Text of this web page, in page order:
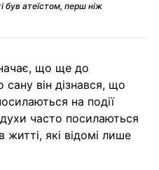
був атеїстом, перш ніж
що ще до
він дізнався, що
на події
часто посилаються
житті, які відомі лише